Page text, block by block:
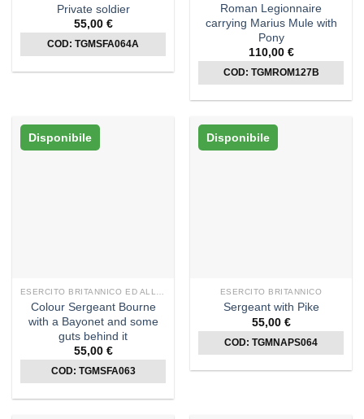
Private soldier
55,00 €
COD: TGMSFA064A
Roman Legionnaire
carrying Marius Mule with
Pony
110,00 €
COD: TGMROM127B
Disponibile
Colour Sergeant Bourne
with a Bayonet and some
guts behind it
55,00 €
COD: TGMSFA063
Disponibile
ESERCITO BRITANNICO
Sergeant with Pike
55,00 €
COD: TGMNAPS064